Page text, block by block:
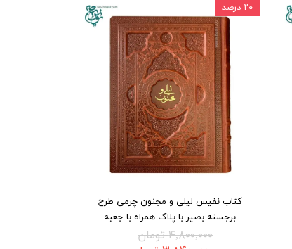
کتاب نفیس لیلی و مجنون چرمی طرح
برجسته بصیر با پلاک همراه با جعبه
۴,۸۰۰,۰۰۰ تومان
۲۰ درصد